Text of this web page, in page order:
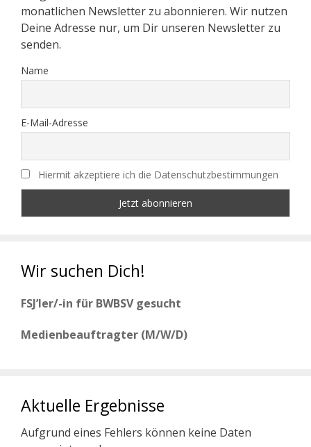
monatlichen Newsletter zu abonnieren. Wir nutzen
Deine Adresse nur, um Dir unseren Newsletter zu
senden.
Name
E-Mail-Adresse
Hiermit akzeptiere ich die Datenschutzbestimmungen
Wir suchen Dich!
FSJ’ler/-in für BWBSV gesucht
Medienbeauftragter (M/W/D)
Aktuelle Ergebnisse
Aufgrund eines Fehlers können keine Daten